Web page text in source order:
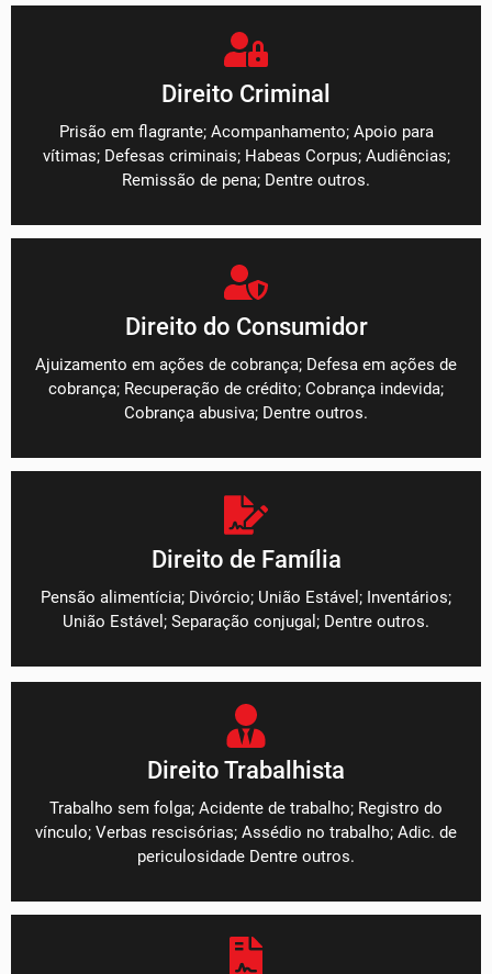
Direito Criminal
Prisão em flagrante; Acompanhamento; Apoio para
vítimas; Defesas criminais; Habeas Corpus; Audiências;
Remissão de pena; Dentre outros.
Direito do Consumidor
Ajuizamento em ações de cobrança; Defesa em ações de
cobrança; Recuperação de crédito; Cobrança indevida;
Cobrança abusiva; Dentre outros.
Direito de Família
Pensão alimentícia; Divórcio; União Estável; Inventários;
União Estável; Separação conjugal; Dentre outros.
Direito Trabalhista
Trabalho sem folga; Acidente de trabalho; Registro do
vínculo; Verbas rescisórias; Assédio no trabalho; Adic. de
periculosidade Dentre outros.